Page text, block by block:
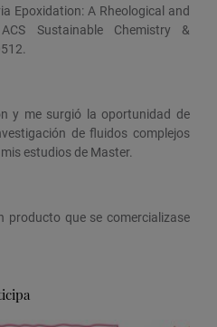
Epoxidation: A Rheological and
Sustainable Chemistry &
y me surgió la oportunidad de
de fluidos complejos
estudios de Master.
producto que se comercializase